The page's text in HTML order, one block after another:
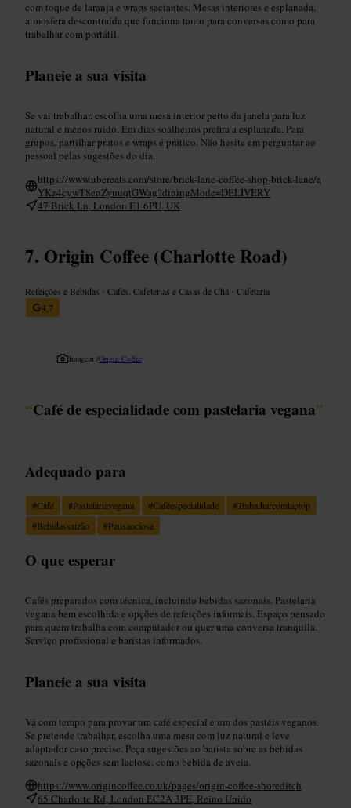
com toque de laranja e wraps saciantes. Mesas interiores e esplanada,
atmosfera descontraída que funciona tanto para conversas como para
trabalhar com portátil.
Planeie a sua visita
Se vai trabalhar, escolha uma mesa interior perto da janela para luz
natural e menos ruído. Em dias soalheiros prefira a esplanada. Para
grupos, partilhar pratos e wraps é prático. Não hesite em perguntar ao
pessoal pelas sugestões do dia.
https://www.ubereats.com/store/brick-lane-coffee-shop-brick-lane/a
YKz4cywT8enZyuuqtGWag?diningMode=DELIVERY
47 Brick Ln, London E1 6PU, UK
Origin Coffee (Charlotte Road)
Refeições e Bebidas •Cafés, Cafeterias e Casas de Chá •Cafetaria
4,7
Imagem /Origin Coffee
“Café de especialidade com pastelaria vegana”
Adequado para
#Café #Pastelariavegana #Caféespecialidade #Trabalharcomlaptop
#Bebidassaizão #Pausaociosa
O que esperar
Cafés preparados com técnica, incluindo bebidas sazonais. Pastelaria
vegana bem escolhida e opções de refeições informais. Espaço pensado
para quem trabalha com computador ou quer uma conversa tranquila.
Serviço profissional e baristas informados.
Planeie a sua visita
Vá com tempo para provar um café especial e um dos pastéis veganos.
Se pretende trabalhar, escolha uma mesa com luz natural e leve
adaptador caso precise. Peça sugestões ao barista sobre as bebidas
sazonais e opções sem lactose, como bebida de aveia.
https://www.origincoffee.co.uk/pages/origin-coffee-shoreditch
65 Charlotte Rd, London EC2A 3PE, Reino Unido